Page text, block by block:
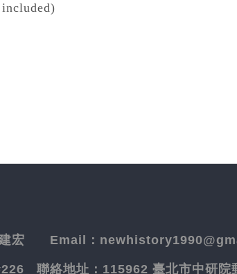
建宏 Email：
聯絡地址： 115962 臺北市中研院